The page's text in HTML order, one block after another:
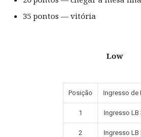
35 pontos — vitória
Low
Posição Ingresso de
1 Ingresso LB
2 Ingresso LB